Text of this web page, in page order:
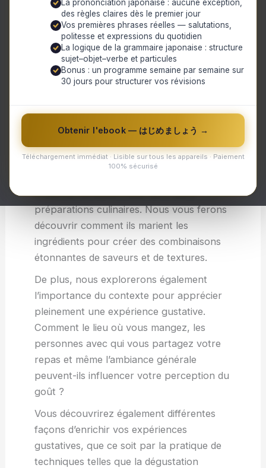
La prononciation japonaise : aucune exception,
des règles claires dès le premier jour
Vos premières phrases réelles — salutations,
politesse et expressions du quotidien
La logique de la grammaire japonaise : structure
sujet–objet–verbe et particules
Bonus : un programme semaine par semaine sur
30 jours pour structurer vos révisions
Obtenir l'ebook — はじめましょう →
Téléchargement immédiat · Lisible sur tous les appareils · Paiement
100% sécurisé
qui engage tous nos sens et laisse une
impression durable dans notre mémoire.
Que ce soit en dégustant des plats
exotiques lors de vos voyages, en
explorant les cuisines locales ou en
Nous vous emmènerons à la rencontre de
créativité exceptionnelle dans leurs
préparations culinaires. Nous vous ferons
découvrir comment ils marient les
ingrédients pour créer des combinaisons
étonnantes de saveurs et de textures.
De plus, nous explorerons également
l’importance du contexte pour apprécier
pleinement une expérience gustative.
Comment le lieu où vous mangez, les
personnes avec qui vous partagez votre
repas et même l’ambiance générale
peuvent-ils influencer votre perception du
goût ?
Vous découvrirez également différentes
façons d’enrichir vos expériences
gustatives, que ce soit par la pratique de
techniques telles que la dégustation